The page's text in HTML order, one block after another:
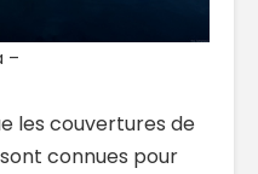
–
les couvertures de
connues pour